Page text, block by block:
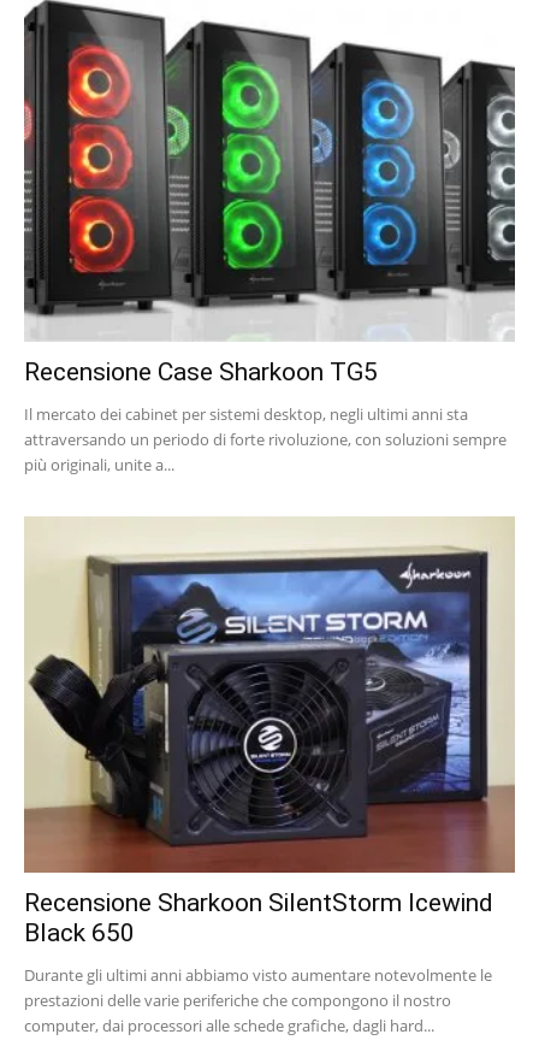
Recensione Case Sharkoon TG5
Il mercato dei cabinet per sistemi desktop, negli ultimi anni sta
attraversando un periodo di forte rivoluzione, con soluzioni sempre
più originali, unite a...
Recensione Sharkoon SilentStorm Icewind
Black 650
Durante gli ultimi anni abbiamo visto aumentare notevolmente le
prestazioni delle varie periferiche che compongono il nostro
computer, dai processori alle schede grafiche, dagli hard...